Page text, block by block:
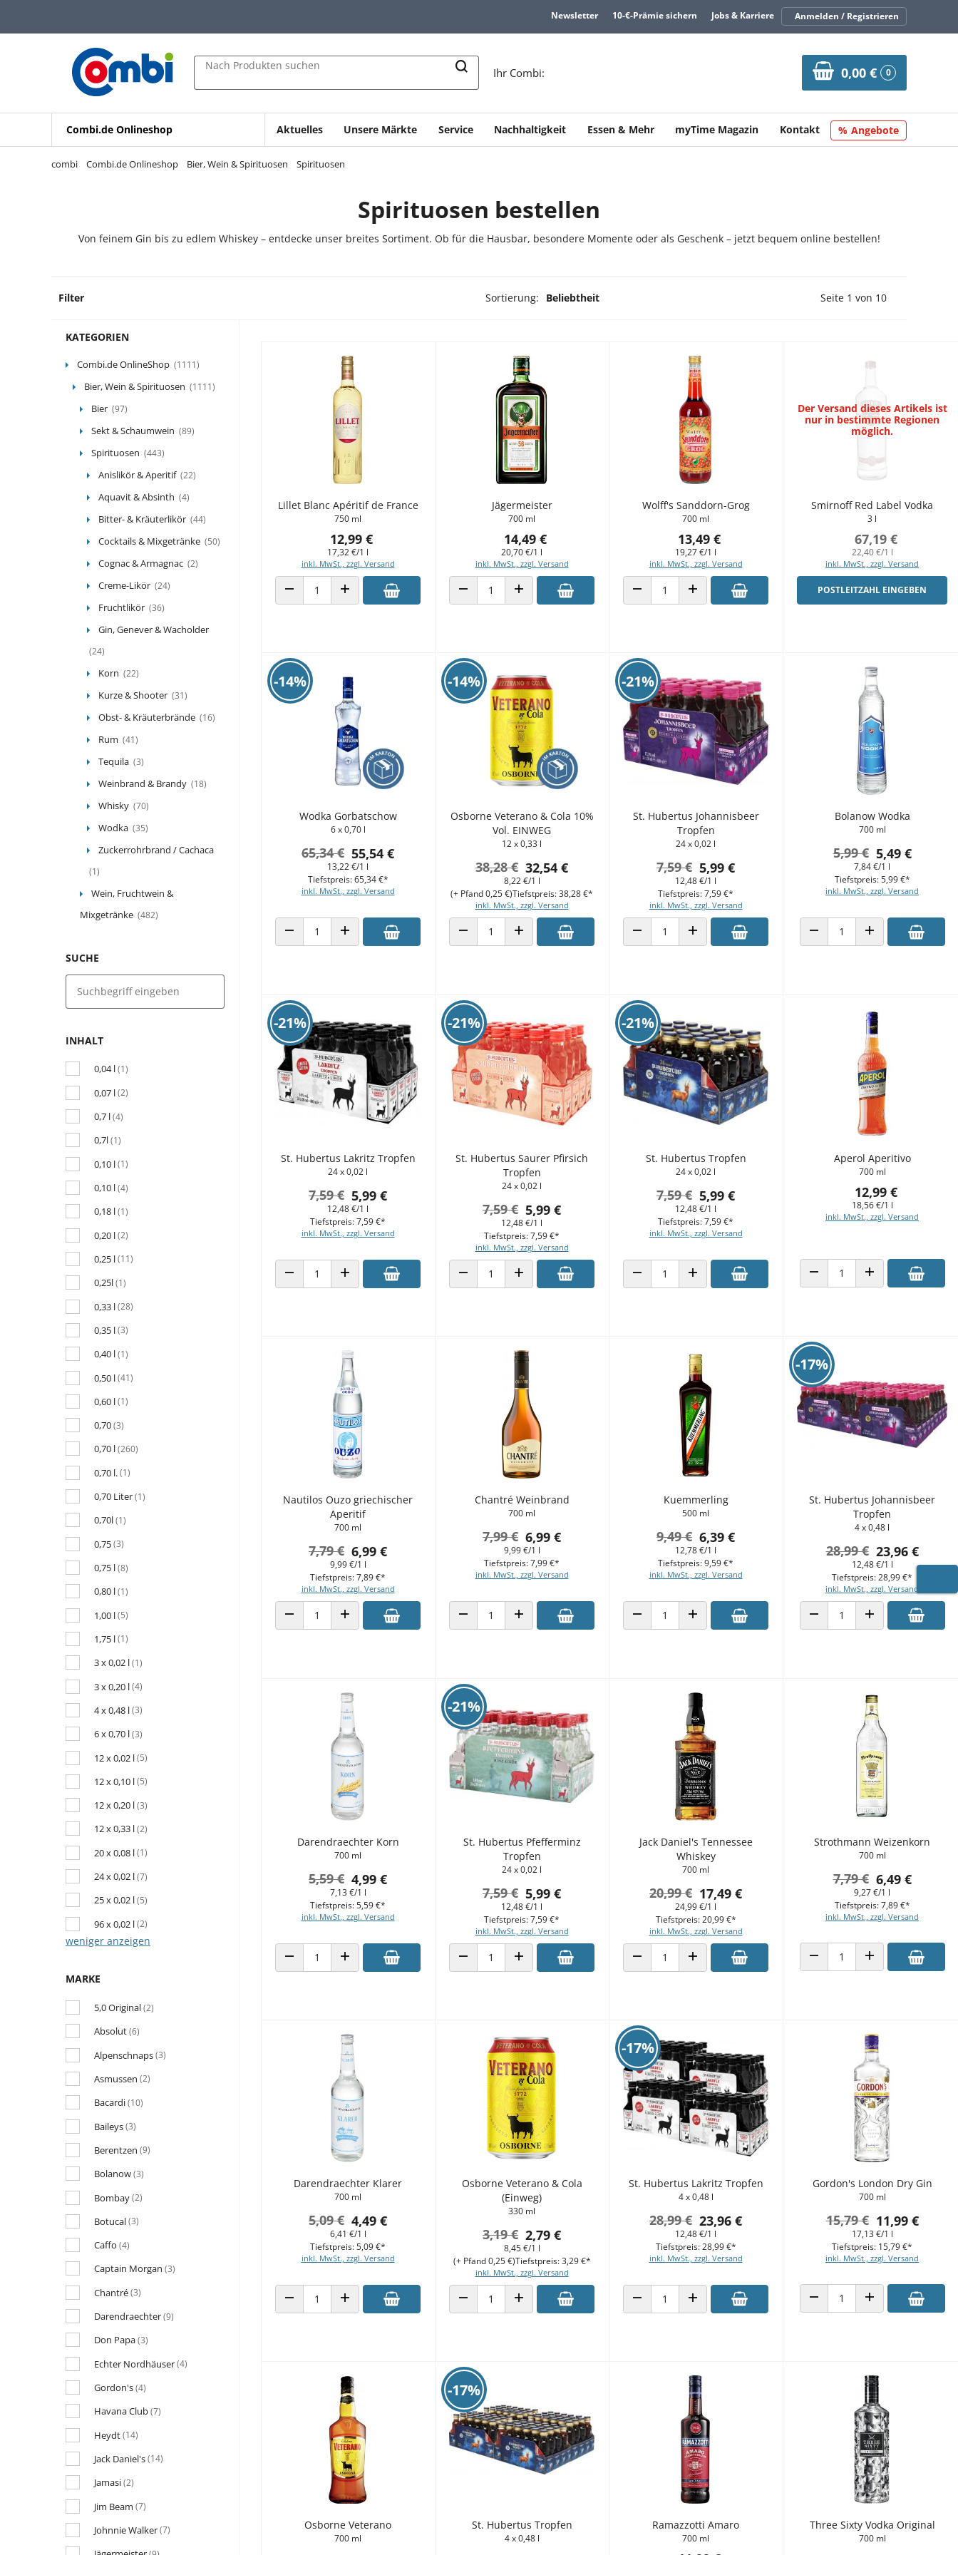
Zur Navigation springen
Zur Suche springen
Newsletter 10-€-Prämie sichern Jobs & Karriere Anmelden / Registrieren
Nach Produkten suchen
Ihr Combi: 0,00 € 0
Combi.de Onlineshop Aktuelles Unsere Märkte Service Nachhaltigkeit Essen & Mehr myTime Magazin Kontakt Angebote
combi Combi.de Onlineshop Bier, Wein & Spirituosen Spirituosen
Spirituosen bestellen
Von feinem Gin bis zu edlem Whiskey – entdecke unser breites Sortiment. Ob für die Hausbar, besondere Momente oder als Geschenk – jetzt bequem online bestellen!
Filter Sortierung: Beliebtheit Vorherige Seite
Seite 1 von 10
KATEGORIEN
Combi.de OnlineShop (1111)
Bier, Wein & Spirituosen (1111)
Bier (97)
Sekt & Schaumwein (89)
Spirituosen (443)
Anislikör & Aperitif (22)
Aquavit & Absinth (4)
Bitter- & Kräuterlikör (44)
Cocktails & Mixgetränke (50)
Cognac & Armagnac (2)
Creme-Likör (24)
Fruchtlikör (36)
Gin, Genever & Wacholder
(24)
Korn (22)
Kurze & Shooter (31)
Obst- & Kräuterbrände (16)
Rum (41)
Tequila (3)
Weinbrand & Brandy (18)
Whisky (70)
Wodka (35)
Zuckerrohrbrand / Cachaca
(1)
Wein, Fruchtwein &
Mixgetränke (482)
SUCHE
INHALT
0,04 l(1)
0,07 l(2)
0,7 l(4)
0,7l(1)
0,10 l(1)
0,10 l(4)
0,18 l(1)
0,20 l(2)
0,25 l(11)
0,25l(1)
0,33 l(28)
0,35 l(3)
0,40 l(1)
0,50 l(41)
0,60 l(1)
0,70(3)
0,70 l(260)
0,70 l.(1)
0,70 Liter(1)
0,70l(1)
0,75(3)
0,75 l(8)
0,80 l(1)
1,00 l(5)
1,75 l(1)
3 x 0,02 l(1)
3 x 0,20 l(4)
4 x 0,48 l(3)
6 x 0,70 l(3)
12 x 0,02 l(5)
12 x 0,10 l(5)
12 x 0,20 l(3)
12 x 0,33 l(2)
20 x 0,08 l(1)
24 x 0,02 l(7)
25 x 0,02 l(5)
96 x 0,02 l(2)
weniger anzeigen
MARKE
5,0 Original(2)
Absolut(6)
Alpenschnaps(3)
Asmussen (2)
Bacardi(10)
Baileys(3)
Berentzen (9)
Bolanow(3)
Bombay(2)
Botucal(3)
Caffo (4)
Captain Morgan (3)
Chantré(3)
Darendraechter(9)
Don Papa(3)
Echter Nordhäuser(4)
Gordon's(4)
Havana Club(7)
Heydt(14)
Jack Daniel's(14)
Jamasi(2)
Jim Beam (7)
Johnnie Walker(7)
Lillet Blanc Apéritif de France
750 ml
12,99 €
17,32 €/1 l
inkl. MwSt., zzgl. Versand
ANZAHL VERRINGERNANZAHL ERHÖHEN
Jägermeister
700 ml
14,49 €
20,70 €/1 l
inkl. MwSt., zzgl. Versand
ANZAHL VERRINGERNANZAHL ERHÖHEN
Wolff's Sanddorn-Grog
700 ml
13,49 €
19,27 €/1 l
inkl. MwSt., zzgl. Versand
ANZAHL VERRINGERNANZAHL ERHÖHEN
Der Versand dieses Artikels ist
nur in bestimmte Regionen
möglich.
Smirnoff Red Label Vodka
3 l
67,19 €
22,40 €/1 l
inkl. MwSt., zzgl. Versand
POSTLEITZAHL EINGEBEN
-14%
Wodka Gorbatschow
6 x 0,70 l
55,54 €
65,34 €
13,22 €/1 l
inkl. MwSt., zzgl. Versand
Tiefstpreis: 65,34 €*
ANZAHL VERRINGERNANZAHL ERHÖHEN
-14%
Osborne Veterano & Cola 10%
Vol. EINWEG
12 x 0,33 l
32,54 €
38,28 €
8,22 €/1 l
inkl. MwSt., zzgl. Versand
(+ Pfand 0,25 €)Tiefstpreis: 38,28 €*
ANZAHL VERRINGERNANZAHL ERHÖHEN
-21%
St. Hubertus Johannisbeer
Tropfen
24 x 0,02 l
5,99 €
7,59 €
12,48 €/1 l
inkl. MwSt., zzgl. Versand
Tiefstpreis: 7,59 €*
ANZAHL VERRINGERNANZAHL ERHÖHEN
Bolanow Wodka
700 ml
5,49 €
5,99 €
7,84 €/1 l
inkl. MwSt., zzgl. Versand
Tiefstpreis: 5,99 €*
ANZAHL VERRINGERNANZAHL ERHÖHEN
-21%
St. Hubertus Lakritz Tropfen
24 x 0,02 l
5,99 €
7,59 €
12,48 €/1 l
inkl. MwSt., zzgl. Versand
Tiefstpreis: 7,59 €*
ANZAHL VERRINGERNANZAHL ERHÖHEN
-21%
St. Hubertus Saurer Pfirsich
Tropfen
24 x 0,02 l
5,99 €
7,59 €
12,48 €/1 l
inkl. MwSt., zzgl. Versand
Tiefstpreis: 7,59 €*
ANZAHL VERRINGERNANZAHL ERHÖHEN
-21%
St. Hubertus Tropfen
24 x 0,02 l
5,99 €
7,59 €
12,48 €/1 l
inkl. MwSt., zzgl. Versand
Tiefstpreis: 7,59 €*
ANZAHL VERRINGERNANZAHL ERHÖHEN
Aperol Aperitivo
700 ml
12,99 €
18,56 €/1 l
inkl. MwSt., zzgl. Versand
ANZAHL VERRINGERNANZAHL ERHÖHEN
Nautilos Ouzo griechischer
Aperitif
700 ml
6,99 €
7,79 €
9,99 €/1 l
inkl. MwSt., zzgl. Versand
Tiefstpreis: 7,89 €*
ANZAHL VERRINGERNANZAHL ERHÖHEN
Chantré Weinbrand
700 ml
6,99 €
7,99 €
9,99 €/1 l
inkl. MwSt., zzgl. Versand
Tiefstpreis: 7,99 €*
ANZAHL VERRINGERNANZAHL ERHÖHEN
Kuemmerling
500 ml
6,39 €
9,49 €
12,78 €/1 l
inkl. MwSt., zzgl. Versand
Tiefstpreis: 9,59 €*
ANZAHL VERRINGERNANZAHL ERHÖHEN
-17%
St. Hubertus Johannisbeer
Tropfen
4 x 0,48 l
23,96 €
28,99 €
12,48 €/1 l
inkl. MwSt., zzgl. Versand
Tiefstpreis: 28,99 €*
ANZAHL VERRINGERNANZAHL ERHÖHEN
Darendraechter Korn
700 ml
4,99 €
5,59 €
7,13 €/1 l
inkl. MwSt., zzgl. Versand
Tiefstpreis: 5,59 €*
ANZAHL VERRINGERNANZAHL ERHÖHEN
-21%
St. Hubertus Pfefferminz
Tropfen
24 x 0,02 l
5,99 €
7,59 €
12,48 €/1 l
inkl. MwSt., zzgl. Versand
Tiefstpreis: 7,59 €*
ANZAHL VERRINGERNANZAHL ERHÖHEN
Jack Daniel's Tennessee
Whiskey
700 ml
17,49 €
20,99 €
24,99 €/1 l
inkl. MwSt., zzgl. Versand
Tiefstpreis: 20,99 €*
ANZAHL VERRINGERNANZAHL ERHÖHEN
Strothmann Weizenkorn
700 ml
6,49 €
7,79 €
9,27 €/1 l
inkl. MwSt., zzgl. Versand
Tiefstpreis: 7,89 €*
ANZAHL VERRINGERNANZAHL ERHÖHEN
Darendraechter Klarer
700 ml
4,49 €
5,09 €
6,41 €/1 l
inkl. MwSt., zzgl. Versand
Tiefstpreis: 5,09 €*
ANZAHL VERRINGERNANZAHL ERHÖHEN
Osborne Veterano & Cola
(Einweg)
330 ml
2,79 €
3,19 €
8,45 €/1 l
inkl. MwSt., zzgl. Versand
(+ Pfand 0,25 €)Tiefstpreis: 3,29 €*
ANZAHL VERRINGERNANZAHL ERHÖHEN
-17%
St. Hubertus Lakritz Tropfen
4 x 0,48 l
23,96 €
28,99 €
12,48 €/1 l
inkl. MwSt., zzgl. Versand
Tiefstpreis: 28,99 €*
ANZAHL VERRINGERNANZAHL ERHÖHEN
Gordon's London Dry Gin
700 ml
11,99 €
15,79 €
17,13 €/1 l
inkl. MwSt., zzgl. Versand
Tiefstpreis: 15,79 €*
ANZAHL VERRINGERNANZAHL ERHÖHEN
Osborne Veterano
700 ml
-17%
St. Hubertus Tropfen
4 x 0,48 l
Ramazzotti Amaro
700 ml
Three Sixty Vodka Original
700 ml